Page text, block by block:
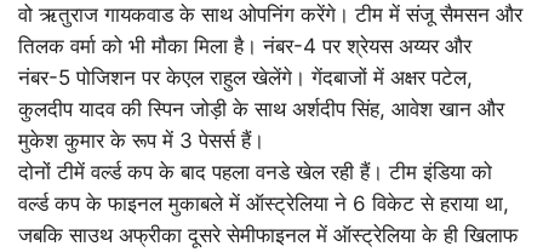
वो ऋतुराज गायकवाड के साथ ओपनिंग करेंगे। टीम में संजू सैमसन और
तिलक वर्मा को भी मौका मिला है। नंबर-4 पर श्रेयस अय्यर और
नंबर-5 पोजिशन पर केएल राहुल खेलेंगे। गेंदबाजों में अक्षर पटेल,
कुलदीप यादव की स्पिन जोड़ी के साथ अर्शदीप सिंह, आवेश खान और
मुकेश कुमार के रूप में 3 पेसर्स हैं।
दोनों टीमें वर्ल्ड कप के बाद पहला वनडे खेल रही हैं। टीम इंडिया को
वर्ल्ड कप के फाइनल मुकाबले में ऑस्ट्रेलिया ने 6 विकेट से हराया था,
जबकि साउथ अफ्रीका दूसरे सेमीफाइनल में ऑस्ट्रेलिया के ही खिलाफ